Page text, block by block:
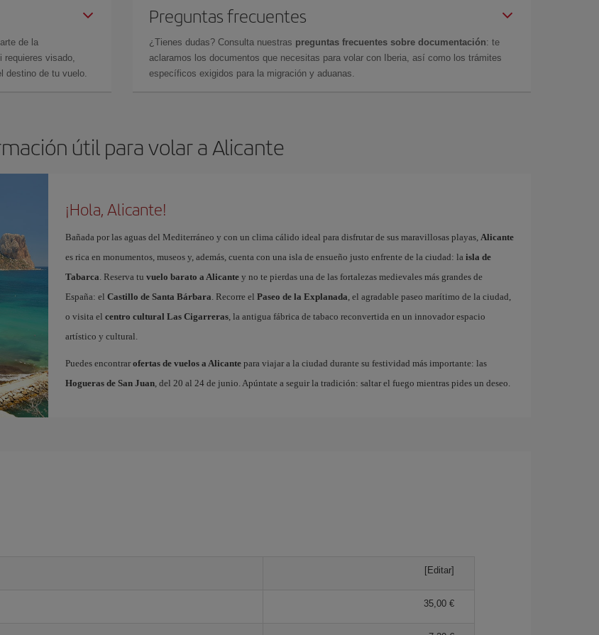
de la
requieres visado,
destino de tu vuelo.
Preguntas frecuentes
¿Tienes dudas? Consulta nuestras preguntas frecuentes sobre documentación: te
aclaramos los documentos que necesitas para volar con Iberia, así como los trámites
específicos exigidos para la migración y aduanas.
útil para volar a Alicante
¡Hola, Alicante!
Bañada por las aguas del Mediterráneo y con un clima cálido ideal para disfrutar de sus maravillosas playas, Alicante
es rica en monumentos, museos y, además, cuenta con una isla de ensueño justo enfrente de la ciudad: la isla de
Tabarca. Reserva tu vuelo barato a Alicantey no te pierdas una de las fortalezas medievales más grandes de
España: el Castillo de Santa Bárbara. Recorre el Paseo de la Explanada, el agradable paseo marítimo de la ciudad,
o visita el centro cultural Las Cigarreras, la antigua fábrica de tabaco reconvertida en un innovador espacio
artístico y cultural.
Puedes encontrar ofertas de vuelos a Alicantepara viajar a la ciudad durante su festividad más importante: las
Hogueras de San Juan, del 20 al 24 de junio. Apúntate a seguir la tradición: saltar el fuego mientras pides un deseo.
[Editar]
35,00 €